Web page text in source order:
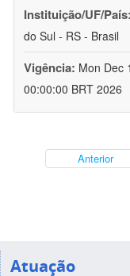
Instituição/UF/País:
do Sul - RS - Brasil
Vigência: Mon Dec
00:00:00 BRT 2026
Anterior
Atuação